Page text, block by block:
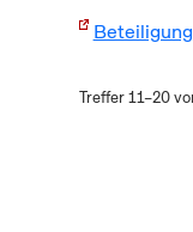
Treffer 11–20